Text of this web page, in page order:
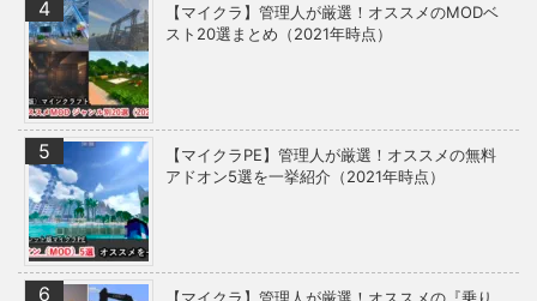
【マイクラ】管理人が厳選！オススメのMODベ
スト20選まとめ（2021年時点）
【マイクラPE】管理人が厳選！オススメの無料
アドオン5選を一挙紹介（2021年時点）